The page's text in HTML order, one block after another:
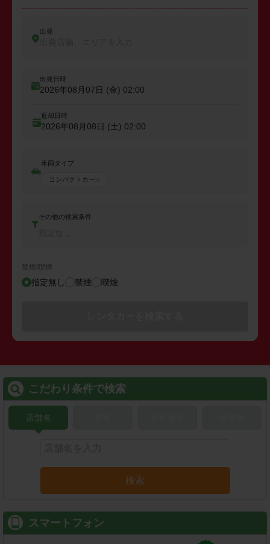
出発
出発日時
2026年08月07日 (金) 02:00
返却日時
2026年08月08日 (土) 02:00
車両タイプ
コンパクトカー
その他の検索条件
禁煙/喫煙
指定無し 禁煙 喫煙
こだわり条件で検索
店舗名
検索
スマートフォン